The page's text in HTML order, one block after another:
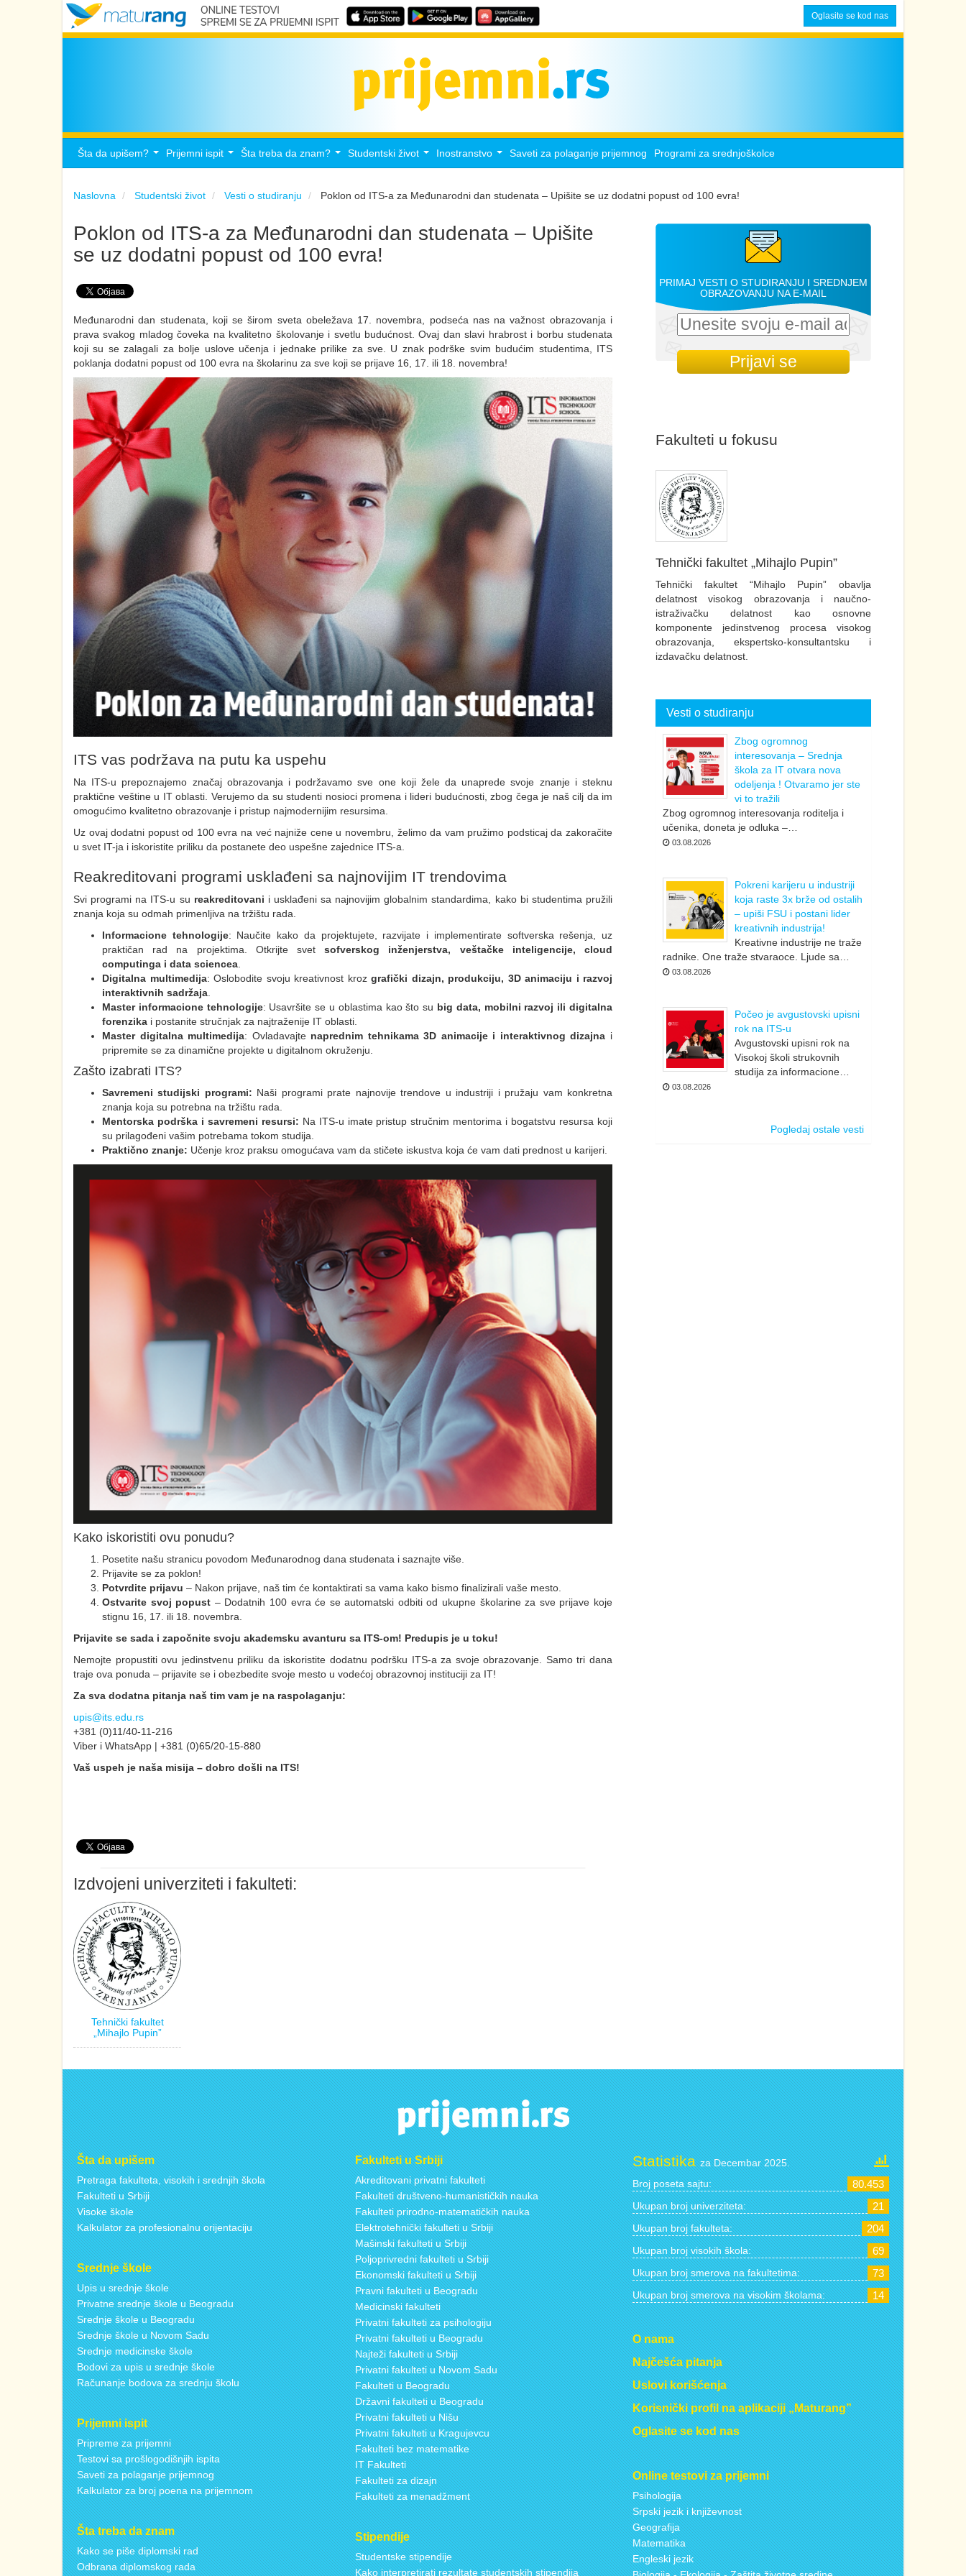
Oglasite se kod nas
Šta da upišem? Prijemni ispit Šta treba da znam? Studentski život Inostranstvo Saveti za polaganje prijemnog Programi za srednjoškolce
Naslovna Studentski život Vesti o studiranju Poklon od ITS-a za Međunarodni dan studenata – Upišite se uz dodatni popust od 100 evra!
Poklon od ITS-a za Međunarodni dan studenata – Upišite
se uz dodatni popust od 100 evra!
Međunarodni dan studenata, koji se širom sveta obeležava 17. novembra, podseća nas na važnost obrazovanja i
prava svakog mladog čoveka na kvalitetno školovanje i svetlu budućnost. Ovaj dan slavi hrabrost i borbu studenata
koji su se zalagali za bolje uslove učenja i jednake prilike za sve. U znak podrške svim budućim studentima, ITS
poklanja dodatni popust od 100 evra na školarinu za sve koji se prijave 16, 17. ili 18. novembra!
ITS vas podržava na putu ka uspehu
Na ITS-u prepoznajemo značaj obrazovanja i podržavamo sve one koji žele da unaprede svoje znanje i steknu
praktične veštine u IT oblasti. Verujemo da su studenti nosioci promena i lideri budućnosti, zbog čega je naš cilj da im
omogućimo kvalitetno obrazovanje i pristup najmodernijim resursima.
Uz ovaj dodatni popust od 100 evra na već najniže cene u novembru, želimo da vam pružimo podsticaj da zakoračite
u svet IT-ja i iskoristite priliku da postanete deo uspešne zajednice ITS-a.
Reakreditovani programi usklađeni sa najnovijim IT trendovima
Svi programi na ITS-u su reakreditovani i usklađeni sa najnovijim globalnim standardima, kako bi studentima pružili
znanja koja su odmah primenljiva na tržištu rada.
Informacione tehnologije: Naučite kako da projektujete, razvijate i implementirate softverska rešenja, uz
praktičan rad na projektima. Otkrijte svetsofverskog inženjerstva, veštačke inteligencije, cloud
computinga i data sciencea
Digitalna multimedija: Oslobodite svoju kreativnost kroz grafički dizajn, produkciju, 3D animaciju i razvoj
interaktivnih sadržaja
Master informacione tehnologije: Usavršite se u oblastima kao što su big data, mobilni razvoj ili digitalna
forenzika i postanite stručnjak za najtraženije IT oblasti.
Master digitalna multimedija: Ovladavajte naprednim tehnikama 3D animacije i interaktivnog dizajna i
pripremite se za dinamične projekte u digitalnom okruženju.
Zašto izabrati ITS?
Savremeni studijski programi: Naši programi prate najnovije trendove u industriji i pružaju vam konkretna
znanja koja su potrebna na tržištu rada.
Mentorska podrška i savremeni resursi: Na ITS-u imate pristup stručnim mentorima i bogatstvu resursa koji
su prilagođeni vašim potrebama tokom studija.
Praktično znanje: Učenje kroz praksu omogućava vam da stičete iskustva koja će vam dati prednost u karijeri.
Kako iskoristiti ovu ponudu?
Posetite našu stranicu povodom Međunarodnog dana studenata i saznajte više.
Prijavite se za poklon!
Potvrdite prijavu – Nakon prijave, naš tim će kontaktirati sa vama kako bismo finalizirali vaše mesto.
Ostvarite svoj popust – Dodatnih 100 evra će se automatski odbiti od ukupne školarine za sve prijave koje
stignu 16, 17. ili 18. novembra.
Prijavite se sada i započnite svoju akademsku avanturu sa ITS-om! Predupis je u toku!
Nemojte propustiti ovu jedinstvenu priliku da iskoristite dodatnu podršku ITS-a za svoje obrazovanje. Samo tri dana
traje ova ponuda – prijavite se i obezbedite svoje mesto u vodećoj obrazovnoj instituciji za IT!
Za sva dodatna pitanja naš tim vam je na raspolaganju:
upis@its.edu.rs
+381 (0)11/40-11-216
Viber i WhatsApp | +381 (0)65/20-15-880
Vaš uspeh je naša misija – dobro došli na ITS!
Izdvojeni univerziteti i fakulteti:
Tehnički fakultet
„Mihajlo Pupin”
PRIMAJ VESTI O STUDIRANJU I SREDNJEM
OBRAZOVANJU NA E-MAIL
Fakulteti u fokusu
Tehnički fakultet „Mihajlo Pupin”
Tehnički fakultet “Mihajlo Pupin” obavlja
delatnost visokog obrazovanja i naučno-
istraživačku delatnost kao osnovne
komponente jedinstvenog procesa visokog
obrazovanja, ekspertsko-konsultantsku i
izdavačku delatnost.
Vesti o studiranju
Zbog ogromnog
interesovanja – Srednja
škola za IT otvara nova
odeljenja ! Otvaramo jer ste
vi to tražili
Zbog ogromnog interesovanja roditelja i
učenika, doneta je odluka –…
03.08.2026
Pokreni karijeru u industriji
koja raste 3x brže od ostalih
– upiši FSU i postani lider
kreativnih industrija!
Kreativne industrije ne traže
radnike. One traže stvaraoce. Ljude sa…
03.08.2026
Počeo je avgustovski upisni
rok na ITS-u
Avgustovski upisni rok na
Visokoj školi strukovnih
studija za informacione…
03.08.2026
Pogledaj ostale vesti
Šta da upišem
Pretraga fakulteta, visokih i srednjih škola
Fakulteti u Srbiji
Visoke škole
Kalkulator za profesionalnu orijentaciju
Srednje škole
Upis u srednje škole
Privatne srednje škole u Beogradu
Srednje škole u Beogradu
Srednje škole u Novom Sadu
Srednje medicinske škole
Bodovi za upis u srednje škole
Računanje bodova za srednju školu
Prijemni ispit
Pripreme za prijemni
Testovi sa prošlogodišnjih ispita
Saveti za polaganje prijemnog
Kalkulator za broj poena na prijemnom
Šta treba da znam
Kako se piše diplomski rad
Odbrana diplomskog rada
Fakulteti u Srbiji
Akreditovani privatni fakulteti
Fakulteti društveno-humanističkih nauka
Fakulteti prirodno-matematičkih nauka
Elektrotehnički fakulteti u Srbiji
Mašinski fakulteti u Srbiji
Poljoprivredni fakulteti u Srbiji
Ekonomski fakulteti u Srbiji
Pravni fakulteti u Beogradu
Medicinski fakulteti
Privatni fakulteti za psihologiju
Privatni fakulteti u Beogradu
Najteži fakulteti u Srbiji
Privatni fakulteti u Novom Sadu
Fakulteti u Beogradu
Državni fakulteti u Beogradu
Privatni fakulteti u Nišu
Privatni fakulteti u Kragujevcu
Fakulteti bez matematike
IT Fakulteti
Fakulteti za dizajn
Fakulteti za menadžment
Stipendije
Studentske stipendije
Kako interpretirati rezultate studentskih stipendija
Statistikaza Decembar 2025.
Broj poseta sajtu: 80.453
Ukupan broj univerziteta: 21
Ukupan broj fakulteta: 204
Ukupan broj visokih škola: 69
Ukupan broj smerova na fakultetima: 73
Ukupan broj smerova na visokim školama: 14
O nama
Najčešća pitanja
Uslovi korišćenja
Korisnički profil na aplikaciji „Maturang”
Oglasite se kod nas
Online testovi za prijemni
Psihologija
Srpski jezik i književnost
Geografija
Matematika
Engleski jezik